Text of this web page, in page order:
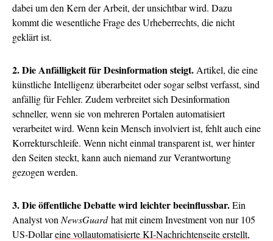
dabei um den Kern der Arbeit, der unsichtbar wird. Dazu
kommt die wesentliche Frage des Urheberrechts, die nicht
geklärt ist.
2. Die Anfälligkeit für Desinformation steigt. Artikel, die eine
künstliche Intelligenz überarbeitet oder sogar selbst verfasst, sind
anfällig für Fehler. Zudem verbreitet sich Desinformation
schneller, wenn sie von mehreren Portalen automatisiert
verarbeitet wird. Wenn kein Mensch involviert ist, fehlt auch eine
Korrekturschleife. Wenn nicht einmal transparent ist, wer hinter
den Seiten steckt, kann auch niemand zur Verantwortung
gezogen werden.
3. Die öffentliche Debatte wird leichter beeinflussbar.Ein
Analyst von NewsGuardhat mit einem Investment von nur 105
US-Dollareine vollautomatisierte KI-Nachrichtenseite erstellt,